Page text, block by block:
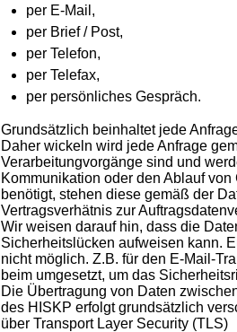
per E-Mail,
per Brief / Post,
per Telefon,
per Telefax,
per persönliches Gespräch.
Grundsätzlich beinhaltet jede
Daher wickeln wird jede Anfrage
Verarbeitungvorgänge sind und
Kommunikation oder den Ablauf
benötigt, stehen diese gemäß der
Vertragsverhätnis zur
Wir weisen darauf hin, dass die
Sicherheitslücken aufweisen kann.
nicht möglich. Z.B. für den E-Mail-
beim umgesetzt, um das
Die Übertragung von Daten
des HISKP erfolgt grundsätzlich
über Transport Layer Security (TLS)